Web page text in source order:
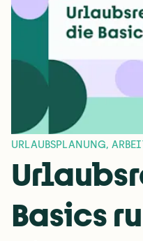
URLAUBSPLANUNG,
Basics